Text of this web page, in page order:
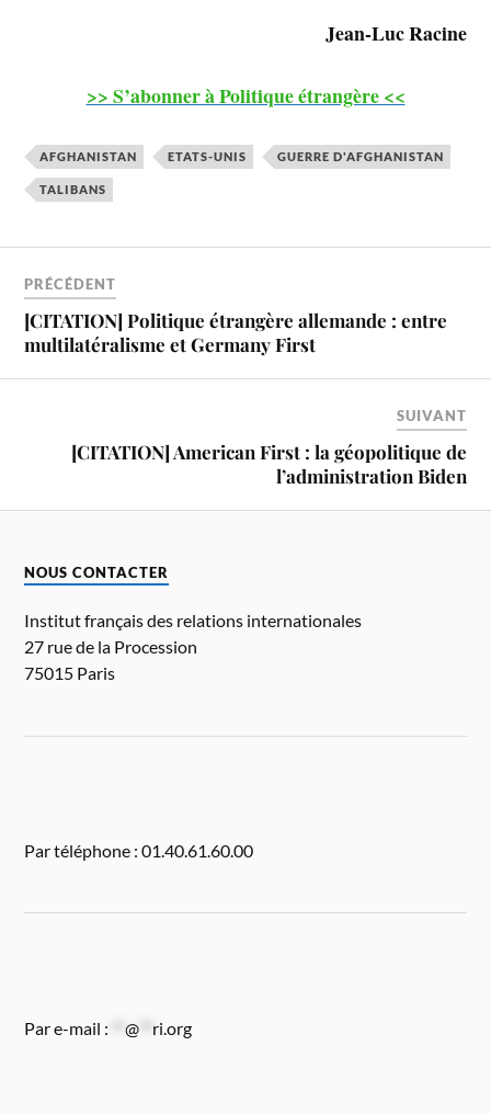
Jean-Luc Racine
>> S’abonner à Politique étrangère <<
AFGHANISTAN ETATS-UNIS GUERRE D'AFGHANISTAN
TALIBANS
PRÉCÉDENT
[CITATION] Politique étrangère allemande : entre
multilatéralisme et Germany First
SUIVANT
[CITATION] American First : la géopolitique de
l’administration Biden
NOUS CONTACTER
Institut français des relations internationales
27 rue de la Procession
75015 Paris
Par téléphone : 01.40.61.60.00
Par e-mail : **@ ri.org